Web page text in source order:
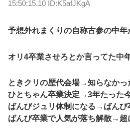
15:50:15.10 ID:K5afJKgA
予想外れまくりの自称古参の中
オリ4卒業させろとか言ってた中
ときクリの歴代会場→知らなかっ
ひとちゃん卒業決定→3年たった
ばんびジュリ体制になる→ばんび
ばんび卒業で人気が落ち解散→超